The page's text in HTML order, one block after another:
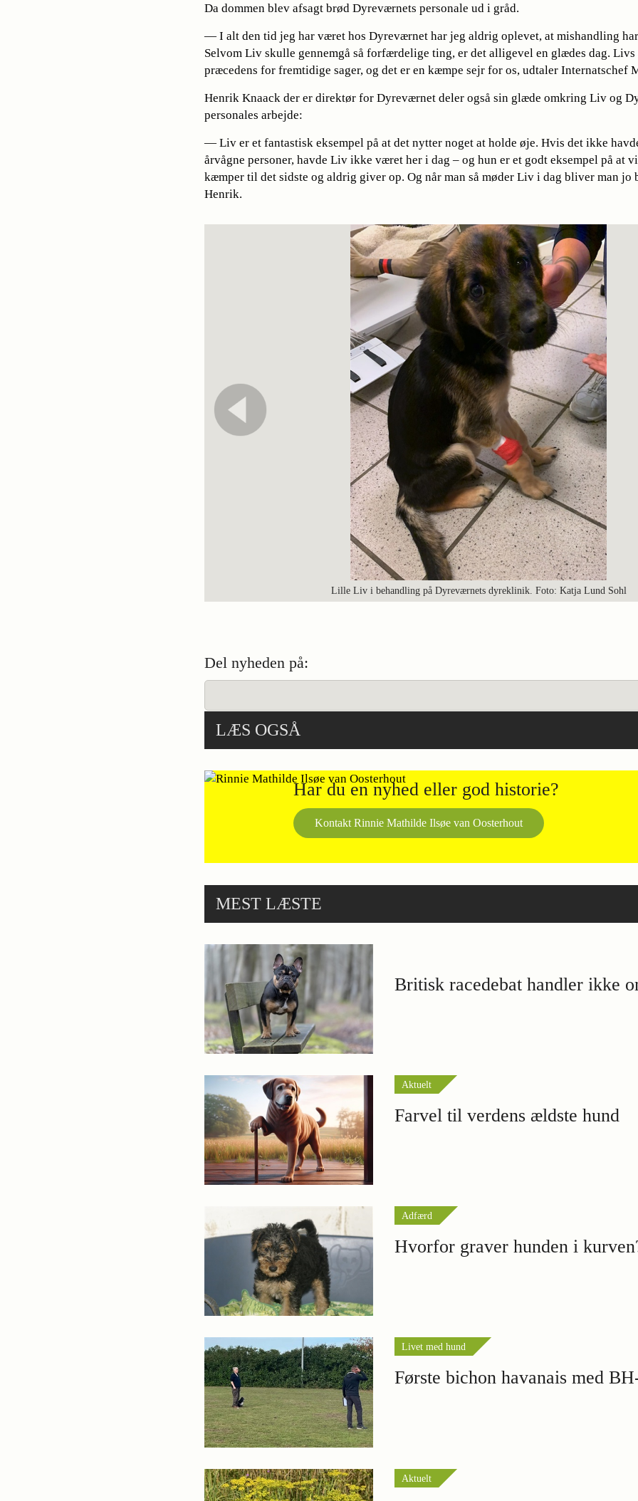
Da dommen blev afsagt brød Dyreværnets personale ud i gråd.
— I alt den tid jeg har været hos Dyreværnet har jeg aldrig oplevet, at mishandling
Selvom Liv skulle gennemgå så forfærdelige ting, er det alligevel en glædes dag. Livs
præcedens for fremtidige sager, og det er en kæmpe sejr for os, udtaler Internatschef
Henrik Knaack der er direktør for Dyreværnet deler også sin glæde omkring Liv og
personales arbejde:
— Liv er et fantastisk eksempel på at det nytter noget at holde øje. Hvis det ikke
årvågne personer, havde Liv ikke været her i dag – og hun er et godt eksempel på at
kæmper til det sidste og aldrig giver op. Og når man så møder Liv i dag bliver man jo
Henrik.
Lille Liv i behandling på Dyreværnets dyreklinik. Foto: Katja Lund Sohl
Del nyheden på:
LÆS OGSÅ
Har du en nyhed eller god historie?
Kontakt Rinnie Mathilde Ilsøe van Oosterhout
MEST LÆSTE
Britisk racedebat handler ikke
Aktuelt
Farvel til verdens ældste hund
Adfærd
Hvorfor graver hunden i
Livet med hund
Første bichon havanais med
Aktuelt